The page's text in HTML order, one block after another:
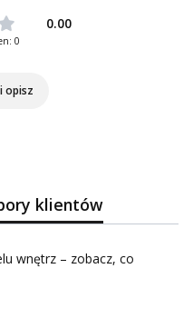
0.00
0
opisz
klientów
wnętrz – zobacz, co